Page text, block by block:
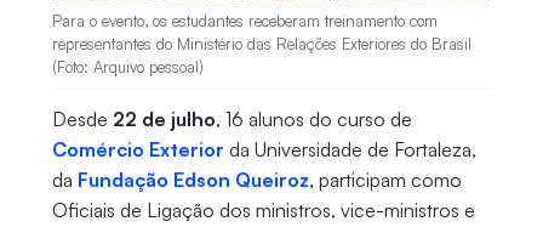
Para o evento, os estudantes receberam treinamento com
representantes do Ministério das Relações Exteriores do Brasil
(Foto: Arquivo pessoal)
Desde 22 de julho, 16 alunos do curso de
Comércio Exterior da Universidade de Fortaleza,
da Fundação Edson Queiroz, participam como
Oficiais de Ligação dos ministros, vice-ministros e